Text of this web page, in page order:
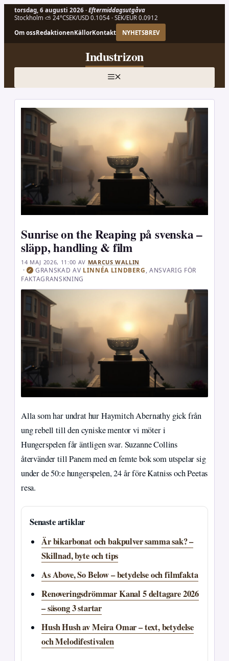
torsdag, 6 augusti 2026 · Eftermiddagsutgåva
Stockholm ⛅ 24°CSEK/USD 0.1054 · SEK/EUR 0.0912
Om ossRedaktionenKällorKontakt NYHETSBREV
innehåll
Industrizon
Sunrise on the Reaping på svenska –
släpp, handling & film
14 MAJ 2026, 11:00 AV MARCUS WALLIN
· ✓ GRANSKAD AV LINNÉA LINDBERG, ANSVARIG FÖR
FAKTAGRANSKNING
Alla som har undrat hur Haymitch Abernathy gick från
ung rebell till den cyniske mentor vi möter i
Hungerspelen får äntligen svar. Suzanne Collins
återvänder till Panem med en femte bok som utspelar sig
under de 50:e hungerspelen, 24 år före Katniss och Peetas
resa.
Senaste artiklar
Är bikarbonat och bakpulver samma sak? –
Skillnad, byte och tips
As Above, So Below – betydelse och filmfakta
Renoveringsdrömmar Kanal 5 deltagare 2026
– säsong 3 startar
Hush Hush av Meira Omar – text, betydelse
och Melodifestivalen